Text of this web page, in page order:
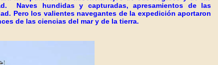
Naves hundidas y capturadas, apresamientos de las
Pero los valientes navegantes de la expedición aportaron
de las ciencias del mar y de la tierra.